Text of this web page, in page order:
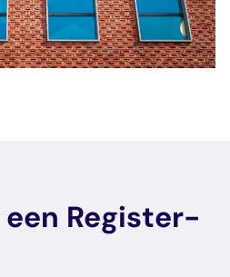
veelgestelde vragen
over certificering
Register-